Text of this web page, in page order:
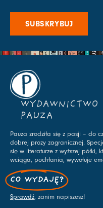
SUBSKRYBUJ
WYDAWNICTWO
PAUZA
Pauza zrodziła się z pasji – do
dobrej prozy zagranicznej.
się w literaturze z wyższej półki,
wciąga, pochłania, wywołuje
CO WYDAJĘ?
Sprawdź, zanim napiszesz!